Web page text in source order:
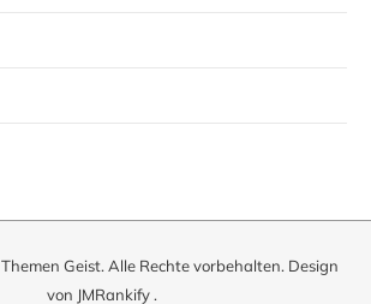
Themen Geist. Alle Rechte vorbehalten. Design
von JMRankify .